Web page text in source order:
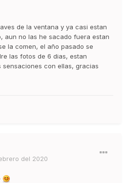
de la ventana y ya casi estan
aun no las he sacado fuera estan
la comen, el año pasado se
las fotos de 6 dias, estan
sensaciones con ellas, gracias
del 2020